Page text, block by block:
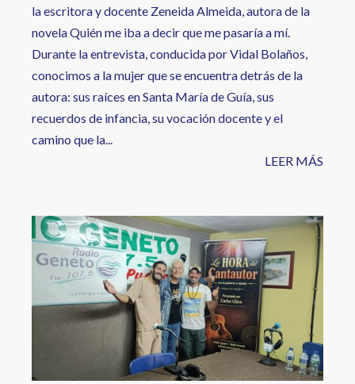
la escritora y docente Zeneida Almeida, autora de la
novela Quién me iba a decir que me pasaría a mí.
Durante la entrevista, conducida por Vidal Bolaños,
conocimos a la mujer que se encuentra detrás de la
autora: sus raíces en Santa María de Guía, sus
recuerdos de infancia, su vocación docente y el
camino que la...
LEER MÁS
Image